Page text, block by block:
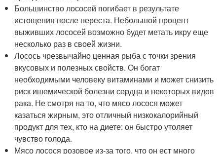
Большинство лососей погибает в результате
истощения после нереста. Небольшой процент
выживших лососей возможно будет метать икру еще
несколько раз в своей жизни.
Лосось чрезвычайно ценная рыба с точки зрения
вкусовых и полезных свойств. Он богат
необходимыми человеку витаминами и может снизить
риск ишемической болезни сердца и некоторых видов
рака. Не смотря на то, что мясо лосося может
казаться жирным, это отличный низкокалорийный
продукт для тех, кто на диете: он быстро утоляет
чувство голода.
Мясо лосося розовое из-за того, что он ест много